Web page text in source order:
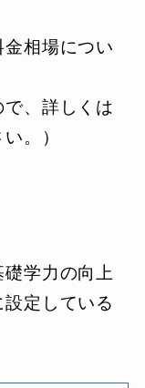
相場につい
で、詳しくは
。）
学力の向上
定している